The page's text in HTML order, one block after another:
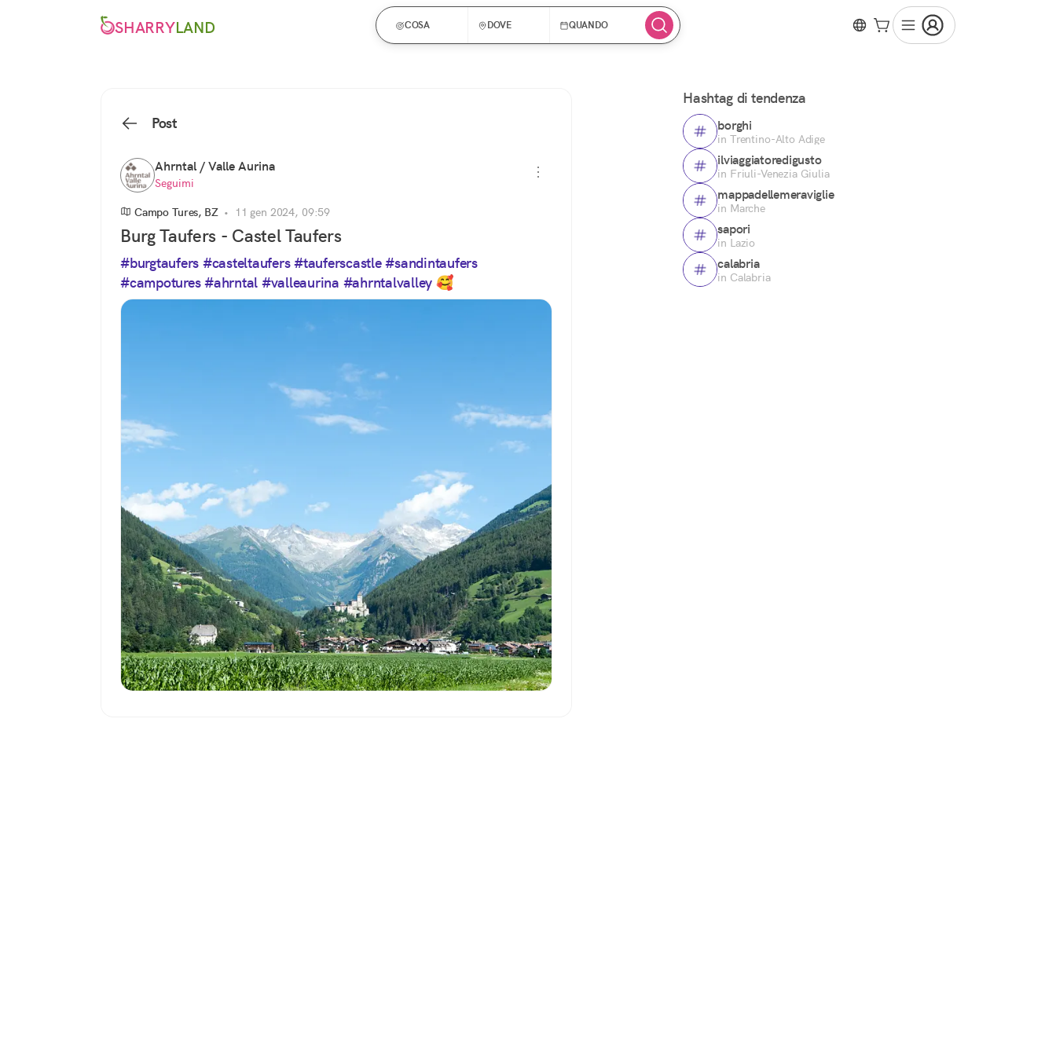
SHARRYLAND COSA DOVE QUANDO
Post
Ahrntal / Valle Aurina
Seguimi
Campo Tures, BZ• 11 gen 2024, 09:59
Burg Taufers - Castel Taufers
#burgtaufers #casteltaufers #tauferscastle #sandintaufers
#campotures #ahrntal #valleaurina #ahrntalvalley 🥰
Hashtag di tendenza
borghi
in Trentino-Alto Adige
ilviaggiatoredigusto
in Friuli-Venezia Giulia
mappadellemeraviglie
in Marche
sapori
in Lazio
calabria
in Calabria